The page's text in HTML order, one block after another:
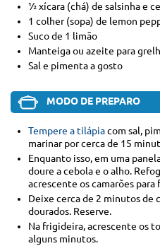
½ xícara (chá) de salsinha e
1 colher (sopa) de lemon
Suco de 1 limão
Manteiga ou azeite para
Sal e pimenta a gosto
MODO DE PREPARO
Tempere a tilápiacom sal,
marinar por cerca de 15
Enquanto isso, em uma
doure a cebola e o alho.
acrescente os camarões
Deixe cerca de 2 minutos de
dourados. Reserve.
Na frigideira, acrescente os
alguns minutos.